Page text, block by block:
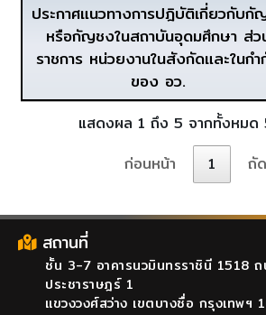
ประกาศแนวทางการปฎิบัติเกี่ยวกับกั
หรือกัญชงในสถาบันอุดมศึกษา ส่ว
ราชการ หน่วยงานในสังกัดและในกำ
ของ อว.
แสดงผล 1 ถึง 5 จากทั้งหมด
ก่อนหน้า
1 ถั
สถานที่
ชั้น 3-7 อาคารนวมินทรราชินี 1518 ถ
ประชาราษฎร์ 1
แขวงวงศ์สว่าง เขตบางซื่อ กรุงเทพฯ